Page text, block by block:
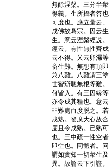
無餘涅槃。三分半
得義。生所攝者答
可度也。應立量云
成佛故爲宗。因云
生。意云涅槃經説
經云。有性無性齊
云不得。又云卵濕
畜生難。無想有頂
兼八難。八難謂三
世智辯聰無根等難
何皆入。有三因縁
亦令成其種也。意
非難處而度脱之。
成熟。發廣大心故
度且令成熟。已熟
也。三中疏一性空
即空也。同體者。
謂如實知一切衆生
異。故論云下引證